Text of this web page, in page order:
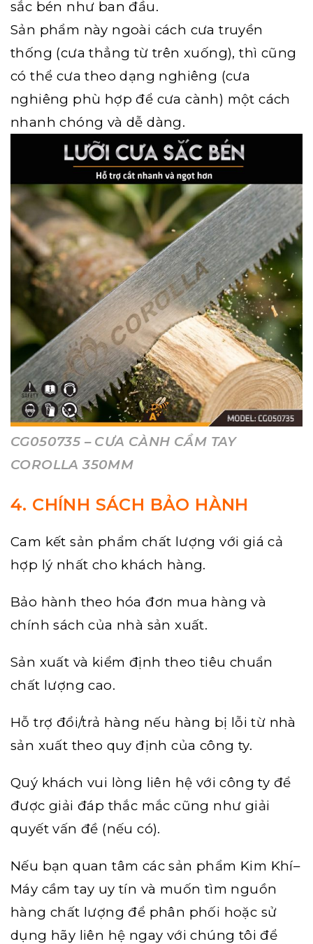
sắc bén như ban đầu.
Sản phẩm này ngoài cách cưa truyền
thống (cưa thẳng từ trên xuống), thì cũng
có thể cưa theo dạng nghiêng (cưa
nghiêng phù hợp để cưa cành) một cách
nhanh chóng và dễ dàng.
CG050735 – CƯA CÀNH CẦM TAY
COROLLA 350MM
4. CHÍNH SÁCH BẢO HÀNH
Cam kết sản phẩm chất lượng với giá cả
hợp lý nhất cho khách hàng.
Bảo hành theo hóa đơn mua hàng và
chính sách của nhà sản xuất.
Sản xuất và kiểm định theo tiêu chuẩn
chất lượng cao.
Hỗ trợ đổi/trả hàng nếu hàng bị lỗi từ nhà
sản xuất theo quy định của công ty.
Quý khách vui lòng liên hệ với công ty để
được giải đáp thắc mắc cũng như giải
quyết vấn đề (nếu có).
Nếu bạn quan tâm cácsản phẩm Kim Khí–
Máy cầm tay uy tín và muốn tìm nguồn
hàng chất lượng để phân phối hoặc sử
dụng hãy liên hệ ngay với chúng tôi để